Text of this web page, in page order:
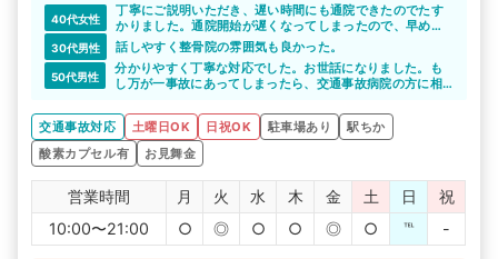
40代女性
丁寧にご説明いただき、遅い時間にも通院できたのでたす
かりました。通院開始が遅くなってしまったので、早めに
何らかの相談をしたほうがいいと思います。
30代男性 話しやすく整骨院の雰囲気も良かった。
50代男性
分かりやすく丁寧な対応でした。お世話になりました。も
し万が一事故にあってしまったら、交通事故病院の方に相
交通事故対応
土曜日OK 日祝OK 駐車場あり
駅ちか
酸素カプセル有
お見舞金
営業時間 月 火 水 木 金 土 日
祝
10:00〜21:00
○ ◎ ○ ○ ◎ ○ ℡ -